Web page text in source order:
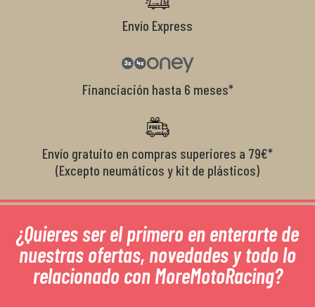
Envío Express
Financiación hasta 6 meses*
Envío gratuito en compras superiores a 79€*
(Excepto neumáticos y kit de plásticos)
¿Quieres ser el primero en enterarte de
nuestras ofertas, novedades y todo lo
relacionado con MoreMotoRacing?